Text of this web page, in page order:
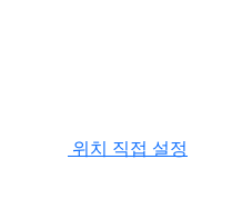
위치 직접 설정